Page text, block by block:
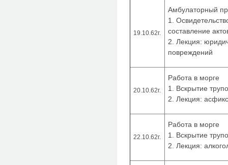
19.10.62г.
Амбулаторный
1.
составление
2. Лекция:
повреждений
20.10.62г.
Работа в морге
1. Вскрытие
2. Лекция:
22.10.62г.
Работа в морге
1. Вскрытие
2. Лекция: